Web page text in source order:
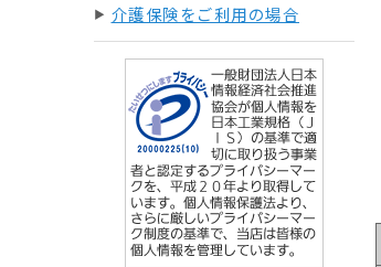
介護保険をご利用の場合